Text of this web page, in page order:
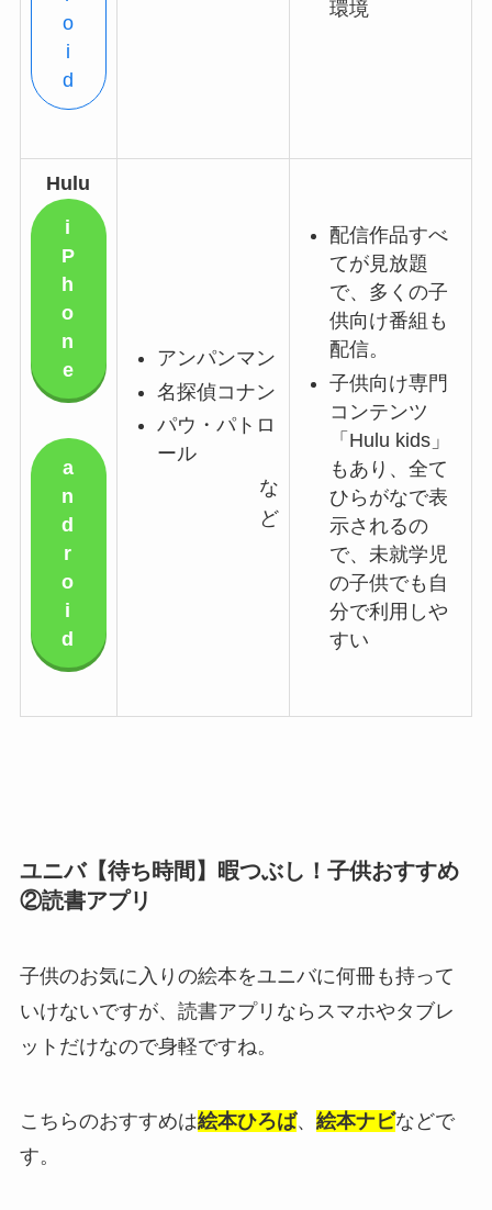
o
i
d
環境
Hulu
i
P
h
o
n
e
a
n
d
r
o
i
d
アンパンマン
名探偵コナン
パウ・パトロ
ール
な
ど
配信作品すべ
てが見放題
で、多くの子
供向け番組も
配信。
子供向け専門
コンテンツ
「Hulu kids」
もあり、 全て
ひらがなで表
示されるの
で、未就学児
の子供でも自
分で利用しや
すい
ユニバ【待ち時間】暇つぶし！子供おすすめ
②読書アプリ
子供のお気に入りの絵本をユニバに何冊も持って
いけないですが、読書アプリならスマホやタブレ
ットだけなので身軽ですね。
こちらのおすすめは絵本ひろば、 絵本ナビなどで
す。